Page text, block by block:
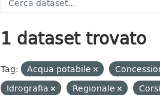
1 dataset trovato
Tag: Acqua potabile
Idrografia
Regionale